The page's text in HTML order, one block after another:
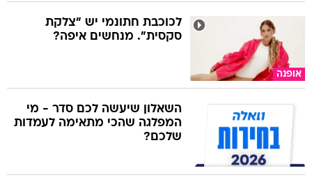
אופנה
לכוכבת חתונמי יש "צלקת
סקסית". מנחשים איפה?
השאלון שיעשה לכם סדר - מי
המפלגה שהכי מתאימה לעמדות
שלכם?